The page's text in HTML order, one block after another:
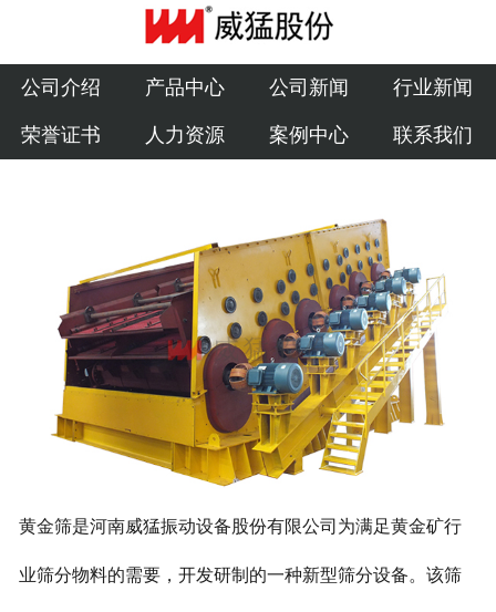
公司介绍
产品中心
公司新闻
荣誉证书
人力资源
案例中心
联系我们
公司介绍 产品中心 公司新闻 行业新闻
荣誉证书 人力资源 案例中心 联系我们
黄金筛是河南威猛振动设备股份有限公司为满足黄金矿行
业筛分物料的需要，开发研制的一种新型筛分设备。该筛